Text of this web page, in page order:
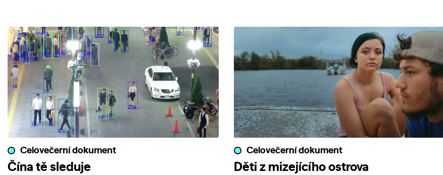
Celovečerní dokument
Čína tě sleduje
Celovečerní dokument
Děti z mizejícího ostrova